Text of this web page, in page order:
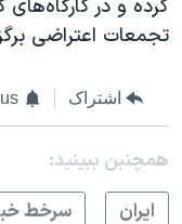
کرده و در
تجمعات اعتراضی
اشتراک
همچنبن ببینید:
ايران
سرخط